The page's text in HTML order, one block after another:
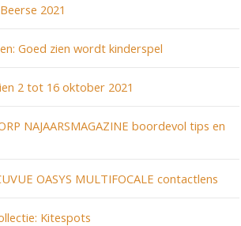
2021
Goed zien wordt kinderspel
2 tot 16 oktober 2021
NAJAARSMAGAZINE boordevol tips en
OASYS MULTIFOCALE contactlens
Kitespots